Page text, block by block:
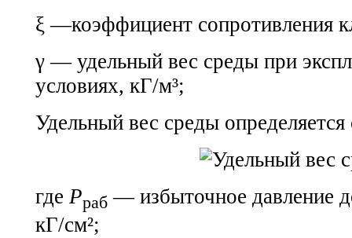
ξ —коэффициент сопротивления
γ — удельный вес среды при
условиях, кГ/м³;
Удельный вес среды
где Рраб — избыточное давление
кГ/см²;